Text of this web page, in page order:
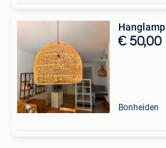
€ 50,00
Bonheiden